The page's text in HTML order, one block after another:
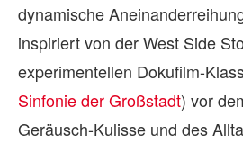
dynamische
inspiriert von der West Side
experimentellen Dokufilm-
Sinfonie der Großstadt) vor
Geräusch-Kulisse und des